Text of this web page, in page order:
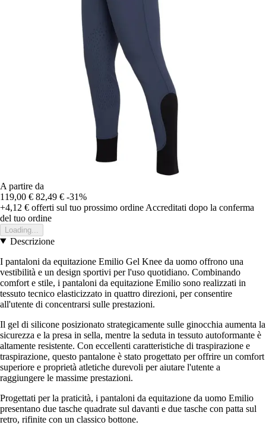
A partire da
119,00 € 82,49 € -31%
+4,12 € offerti sul tuo prossimo ordine Accreditati dopo la conferma
del tuo ordine
Loading...
Descrizione
I pantaloni da equitazione Emilio Gel Knee da uomo offrono una
vestibilità e un design sportivi per l'uso quotidiano. Combinando
comfort e stile, i pantaloni da equitazione Emilio sono realizzati in
tessuto tecnico elasticizzato in quattro direzioni, per consentire
all'utente di concentrarsi sulle prestazioni.
Il gel di silicone posizionato strategicamente sulle ginocchia aumenta la
sicurezza e la presa in sella, mentre la seduta in tessuto autoformante è
altamente resistente. Con eccellenti caratteristiche di traspirazione e
traspirazione, questo pantalone è stato progettato per offrire un comfort
superiore e proprietà atletiche durevoli per aiutare l'utente a
raggiungere le massime prestazioni.
Progettati per la praticità, i pantaloni da equitazione da uomo Emilio
presentano due tasche quadrate sul davanti e due tasche con patta sul
retro, rifinite con un classico bottone.